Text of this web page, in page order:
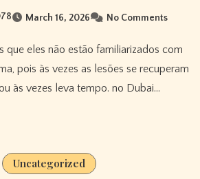
March 16, 2026 No Comments
pois às vezes as lesões se recuperam
às vezes leva tempo. no Dubai…
Uncategorized